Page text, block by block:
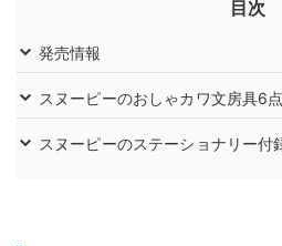
目次
発売情報
スヌーピーのおしゃカワ文房具6
スヌーピーのステーショナリー付